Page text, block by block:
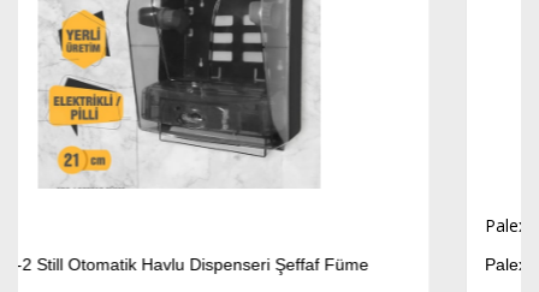
Palex SH-K Still Otomatik Havlu Dispenseri Krom